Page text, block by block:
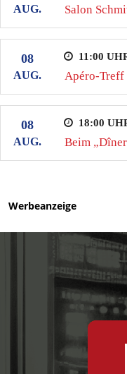
AUG. Salon
08
AUG.
11:00
Apéro-Treff
08
AUG.
18:00
Beim
Werbeanzeige